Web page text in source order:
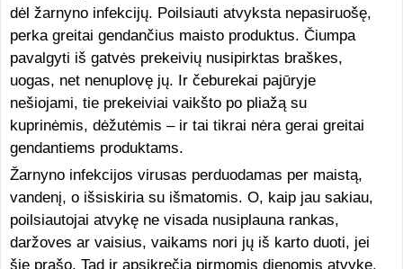
dėl žarnyno infekcijų. Poilsiauti atvyksta nepasiruošę,
perka greitai gendančius maisto produktus. Čiumpa
pavalgyti iš gatvės prekeivių nusipirktas braškes,
uogas, net nenuplovę jų. Ir čeburekai pajūryje
nešiojami, tie prekeiviai vaikšto po pliažą su
kuprinėmis, dėžutėmis – ir tai tikrai nėra gerai greitai
gendantiems produktams.
Žarnyno infekcijos virusas perduodamas per maistą,
vandenį, o išsiskiria su išmatomis. O, kaip jau sakiau,
poilsiautojai atvykę ne visada nusiplauna rankas,
daržoves ar vaisius, vaikams nori jų iš karto duoti, jei
šie prašo. Tad ir apsikrečia pirmomis dienomis atvykę,